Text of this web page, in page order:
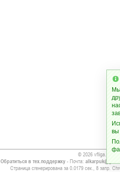
© 2026 vfliga.com
Обратиться в тех.поддержку- Почта:
Страница сгенерирована за 0.0179 сек., 8 запр.
вы